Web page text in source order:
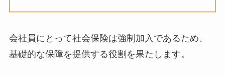
会社員にとって社会保険は強制加入であるため、
基礎的な保障を提供する役割を果たします。